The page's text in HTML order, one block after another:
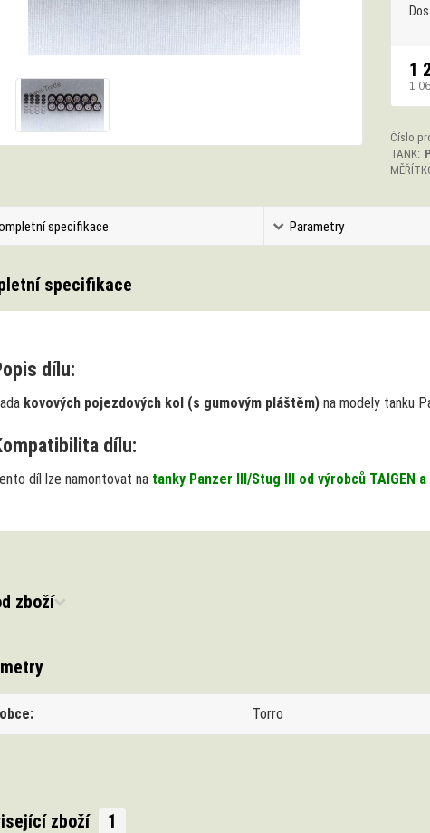
1
1
Číslo
TANK:
specifikace Parametry
specifikace
dílu:
kovových pojezdových kol (s gumovým pláštěm) na modely tanku
dílu:
díl lze namontovat na tanky Panzer III/Stug III od výrobců TAIGEN a
zboží
Torro
zboží 1